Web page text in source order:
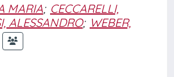
MARIA; CECCARELLI,
ALESSANDRO; WEBER,